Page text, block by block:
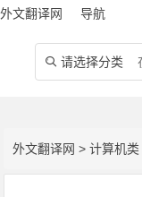
外文翻译网 导航
 请选择分类
外文翻译网 >计算机类